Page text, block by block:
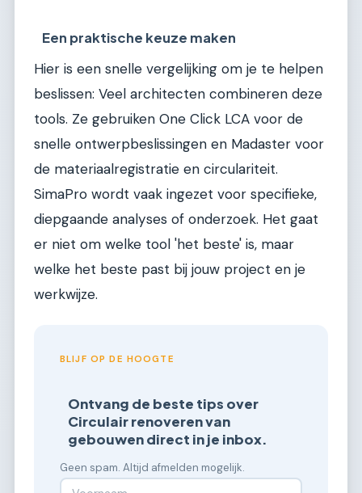
Een praktische keuze maken
Hier is een snelle vergelijking om je te helpen
beslissen: Veel architecten combineren deze
tools. Ze gebruiken One Click LCA voor de
snelle ontwerpbeslissingen en Madaster voor
de materiaalregistratie en circulariteit.
SimaPro wordt vaak ingezet voor specifieke,
diepgaande analyses of onderzoek. Het gaat
er niet om welke tool 'het beste' is, maar
welke het beste past bij jouw project en je
werkwijze.
BLIJF OP DE HOOGTE
Ontvang de beste tips over
Circulair renoveren van
gebouwen direct in je inbox.
Geen spam. Altijd afmelden mogelijk.